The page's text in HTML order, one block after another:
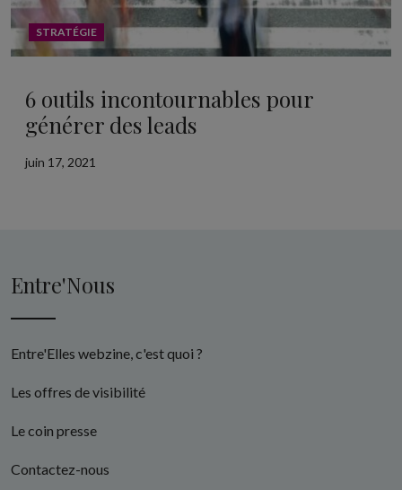
STRATÉGIE
6 outils incontournables pour
générer des leads
juin 17, 2021
Entre'Nous
Entre'Elles webzine, c'est quoi ?
Les offres de visibilité
Le coin presse
Contactez-nous